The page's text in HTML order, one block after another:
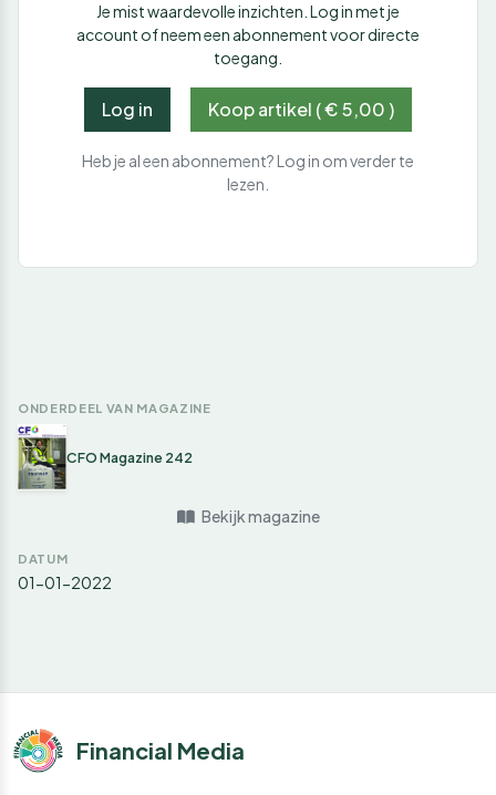
Je mist waardevolle inzichten. Log in met je
account of neem een abonnement voor directe
toegang.
Log in Koop artikel ( € 5,00 )
Heb je al een abonnement? Log in om verder te
lezen.
ONDERDEEL VAN MAGAZINE
CFO Magazine 242
Bekijk magazine
DATUM
01-01-2022
Financial Media